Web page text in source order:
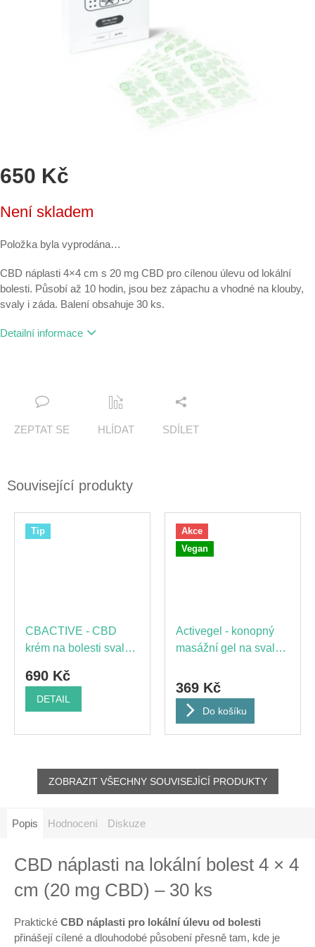
650 Kč
cena:
Není skladem
Položka byla vyprodána…
CBD náplasti 4×4 cm s 20 mg CBD pro cílenou úlevu od lokální
bolesti. Působí až 10 hodin, jsou bez zápachu a vhodné na klouby,
svaly i záda. Balení obsahuje 30 ks.
Detailní informace
ZEPTAT SE HLÍDAT SDÍLET
Související produkty
Tip
CBACTIVE - CBD
krém na bolesti svalů
690 Kč
DETAIL
Akce
Vegan
Activegel - konopný
masážní gel na svaly a
369 Kč
Do košíku
ZOBRAZIT VŠECHNY SOUVISEJÍCÍ PRODUKTY
Popis Hodnocení Diskuze
CBD náplasti na lokální bolest 4 × 4
cm (20 mg CBD) – 30 ks
Praktické CBD náplasti pro lokální úlevu od bolesti
přinášejí cílené a dlouhodobé působení přesně tam, kde je